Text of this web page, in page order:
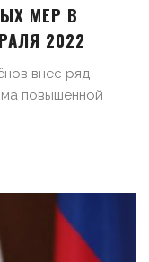
МЕР В
2022
внес ряд
повышенной